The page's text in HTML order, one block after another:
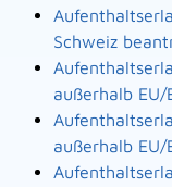
Schweiz
außerhalb EU/
außerhalb EU/